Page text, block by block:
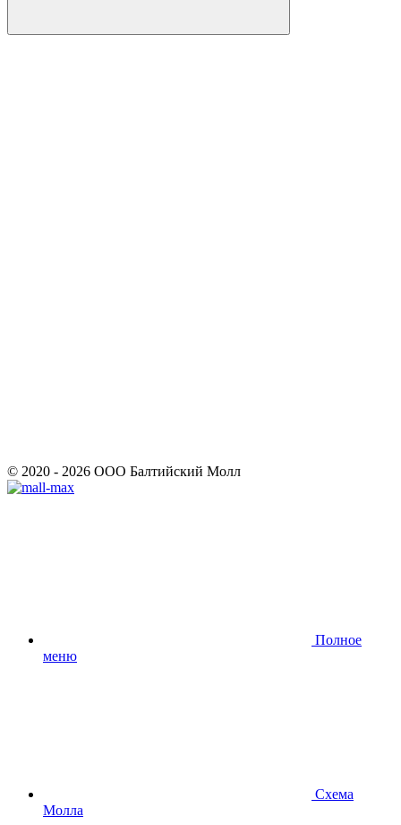
© 2020 - 2026 ООО Балтийский Молл
Полное
меню
Схема
Молла